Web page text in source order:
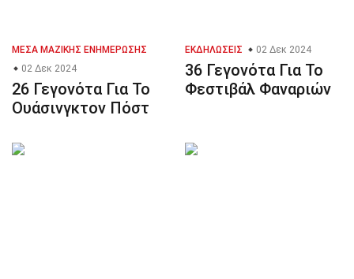
ΜΈΣΑ ΜΑΖΙΚΉΣ ΕΝΗΜΈΡΩΣΗΣ
02 Δεκ 2024
26 Γεγονότα Για Το
Ουάσινγκτον Πόστ
ΕΚΔΗΛΏΣΕΙΣ 02 Δεκ 2024
36 Γεγονότα Για Το
Φεστιβάλ Φαναριών